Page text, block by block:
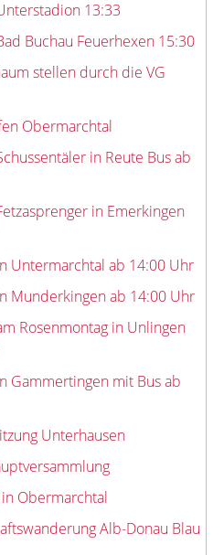
13:33
Buchau Feuerhexen 15:30
stellen durch die VG
Obermarchtal
in Reute Bus ab
in Emerkingen
Untermarchtal ab 14:00 Uhr
Munderkingen ab 14:00 Uhr
Rosenmontag in Unlingen
Gammertingen mit Bus ab
Unterhausen
Obermarchtal
Alb-Donau Blau